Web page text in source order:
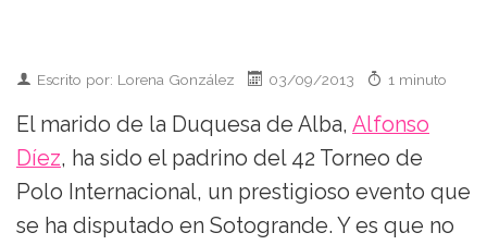
Escrito por: Lorena González 03/09/2013 1 minuto
El marido de la Duquesa de Alba, Alfonso
Díez, ha sido el padrino del 42 Torneo de
Polo Internacional, un prestigioso evento que
se ha disputado en Sotogrande. Y es que no